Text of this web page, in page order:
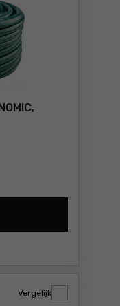
30 m, 3/
Vergelijk